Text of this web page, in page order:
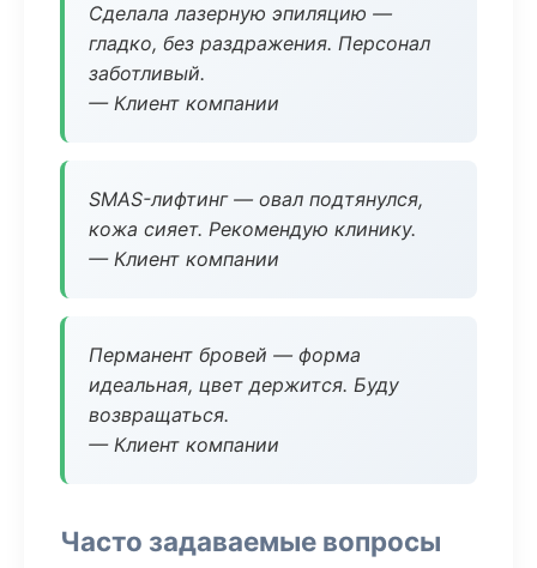
Сделала лазерную эпиляцию —
гладко, без раздражения. Персонал
заботливый.
— Клиент компании
SMAS-лифтинг — овал подтянулся,
кожа сияет. Рекомендую клинику.
— Клиент компании
Перманент бровей — форма
идеальная, цвет держится. Буду
возвращаться.
— Клиент компании
Часто задаваемые вопросы